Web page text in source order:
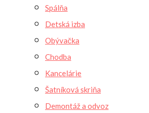
Spálňa
Detská izba
Obývačka
Chodba
Kancelárie
Šatníková skriňa
Demontáž a odvoz